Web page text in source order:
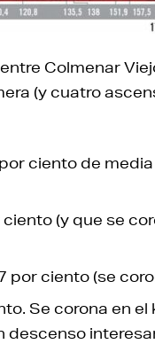
Colmenar
(y cuatro
ciento de
(y que se
por ciento (se
Se corona en el
descenso